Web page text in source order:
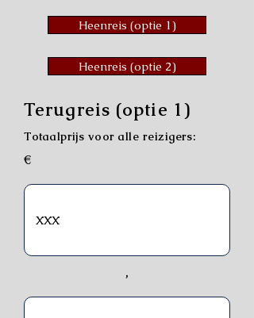
Heenreis (optie 1)
Heenreis (optie 2)
Terugreis (optie 1)
Totaalprijs voor alle reizigers:
€
,